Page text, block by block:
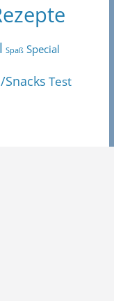
Spaß Special
Snacks Test